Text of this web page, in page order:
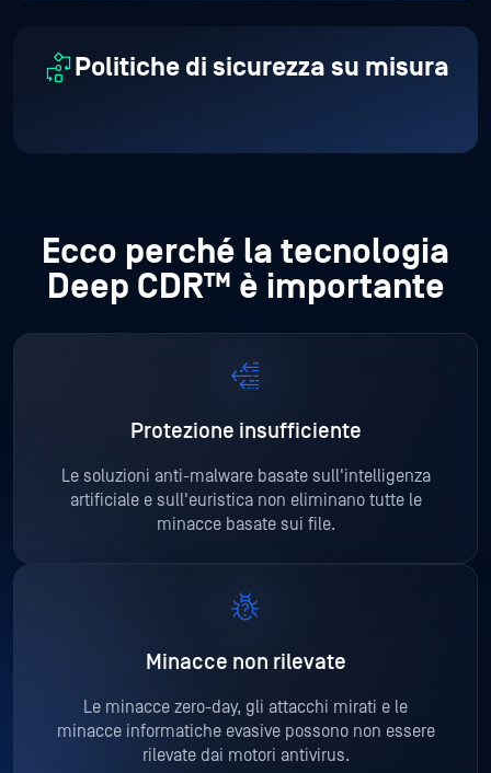
Politiche di sicurezza su misura
Ecco perché la tecnologia
Deep CDR™ è importante
Protezione insufficiente
Le soluzioni anti-malware basate sull'intelligenza
artificiale e sull'euristica non eliminano tutte le
minacce basate sui file.
Minacce non rilevate
Le minacce zero-day, gli attacchi mirati e le
minacce informatiche evasive possono non essere
rilevate dai motori antivirus.